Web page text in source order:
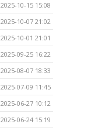
2025-10-15 15:08
2025-10-07 21:02
2025-10-01 21:01
2025-09-25 16:22
2025-08-07 18:33
2025-07-09 11:45
2025-06-27 10:12
2025-06-24 15:19